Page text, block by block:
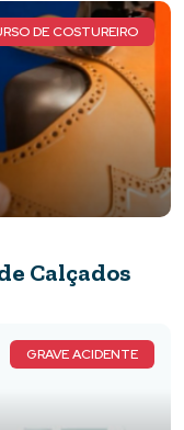
DE COSTUREIRO
Calçados
GRAVE ACIDENTE